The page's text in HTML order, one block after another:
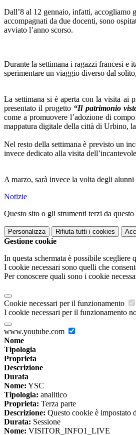
Dall’8 al 12 gennaio, infatti, accogliamo
accompagnati da due docenti, sono
avviato l’anno scorso.
Durante la settimana i ragazzi francesi e
sperimentare un viaggio diverso dal
La settimana si è aperta con la visita ai
presentato il progetto “Il patrimonio
come a promuovere l’adozione di
mappatura digitale della città di Urbino,
Nel resto della settimana è previsto un
invece dedicato alla visita
A marzo, sarà invece la volta degli
Notizie
Questo sito o gli strumenti terzi da
Personalizza Rifiuta tutti i cookies
Gestione cookie
In questa schermata è possibile scegliere
I cookie necessari sono quelli che
Per conoscere quali sono i cookie
Cookie necessari per il funzionamento
I cookie necessari per il funzionamento
www.youtube.com
Nome
Tipologia
Proprieta
Descrizione
Durata
Nome: YSC
Tipologia: analitico
Proprieta: Terza parte
Descrizione: Questo cookie è impostato
Durata: Sessione
Nome: VISITOR_INFO1_LIVE